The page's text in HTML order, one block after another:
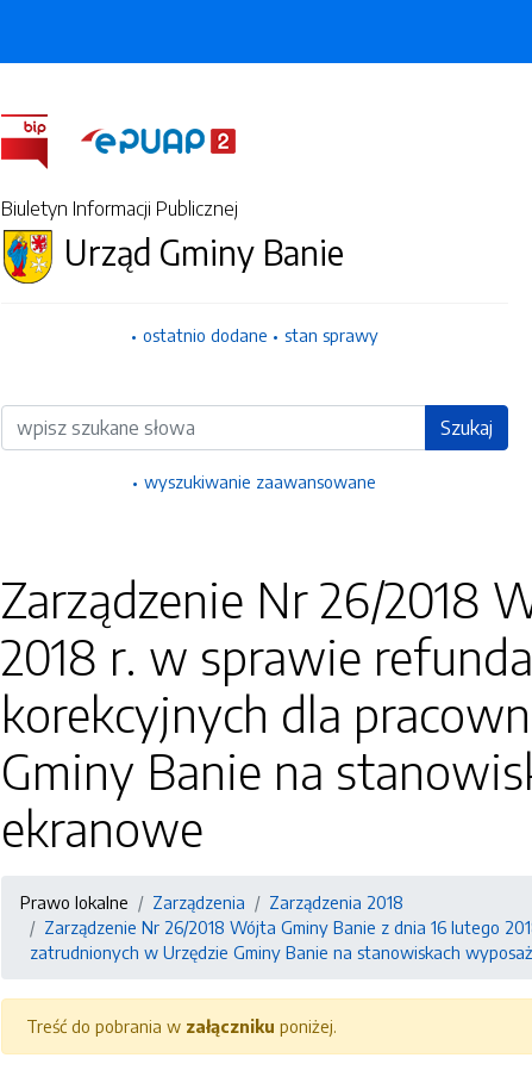
Biuletyn Informacji Publicznej
Urząd Gminy Banie
ostatnio dodane stan sprawy
Wyszukiwarka Szukaj
wyszukiwanie zaawansowane
Zarządzenie Nr 26/2018
2018 r. w sprawie
korekcyjnych dla
Gminy Banie na
ekranowe
Prawo lokalne Zarządzenia
Zarządzenia 2018
Zarządzenie Nr 26/2018 Wójta Gminy Banie z dnia 16 lutego
zatrudnionych w Urzędzie Gminy Banie na stanowiskach
Treść do pobrania w załączniku poniżej.